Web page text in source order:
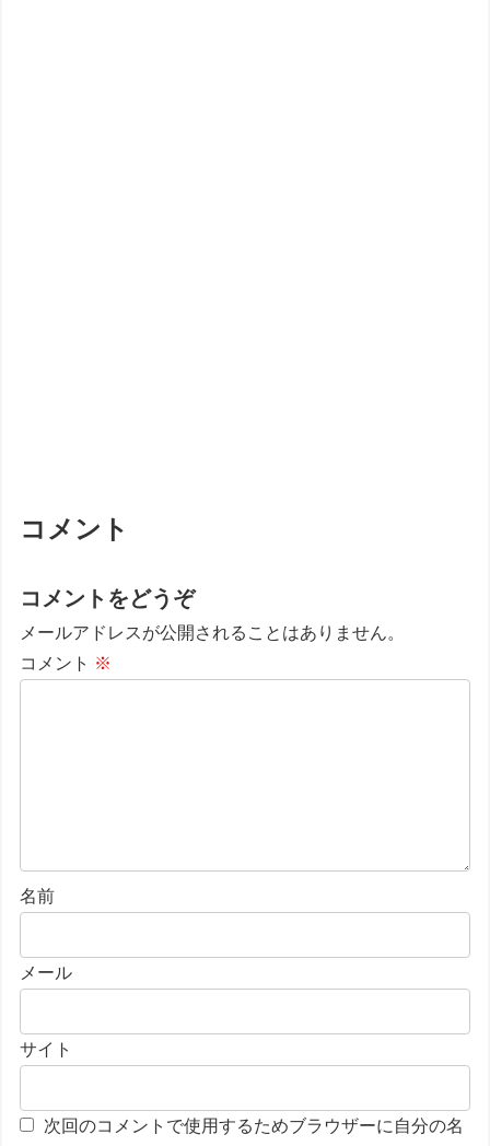
コメント
コメントをどうぞ
メールアドレスが公開されることはありません。
コメント ※
名前
メール
サイト
次回のコメントで使用するためブラウザーに自分の名